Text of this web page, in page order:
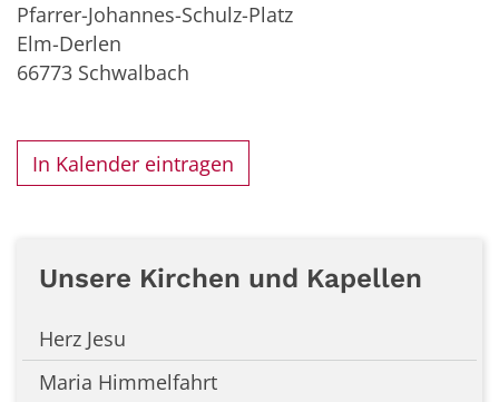
Pfarrer-Johannes-Schulz-Platz
Elm-Derlen
66773 Schwalbach
In Kalender eintragen
Unsere Kirchen und Kapellen
Herz Jesu
Maria Himmelfahrt